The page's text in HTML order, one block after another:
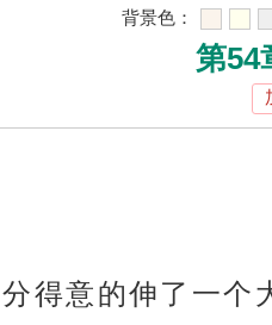
背景色：
第54
得意的伸了一个